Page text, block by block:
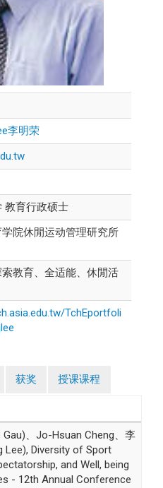
李明荣
教育行政硕士
院休閒运动管理研究所
教育、全适能、休閒活
TchEportfoli
获奖 授课课程
、Jo-Hsuan Cheng、李
Lee), Diversity of Sport
and Well, being
- 12th Annual Conference